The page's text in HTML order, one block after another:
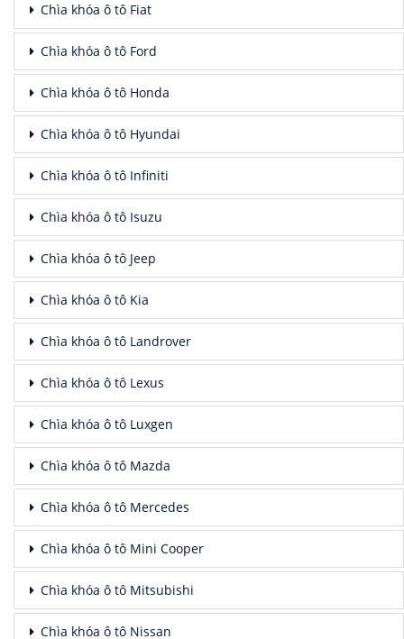
Chìa khóa ô tô Fiat
Chìa khóa ô tô Ford
Chìa khóa ô tô Honda
Chìa khóa ô tô Hyundai
Chìa khóa ô tô Infiniti
Chìa khóa ô tô Isuzu
Chìa khóa ô tô Jeep
Chìa khóa ô tô Kia
Chìa khóa ô tô Landrover
Chìa khóa ô tô Lexus
Chìa khóa ô tô Luxgen
Chìa khóa ô tô Mazda
Chìa khóa ô tô Mercedes
Chìa khóa ô tô Mini Cooper
Chìa khóa ô tô Mitsubishi
Chìa khóa ô tô Nissan